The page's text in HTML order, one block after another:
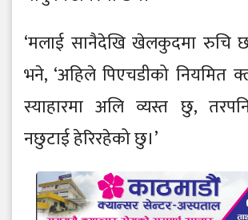
‘मलाई सानैदेखि खेलकुदमा रुचि
भने, ‘अहिले पिएचडीको नियमित
स्याहारमा अलि व्यस्त छु,
नछुटाई हेरिरहेको छु।’